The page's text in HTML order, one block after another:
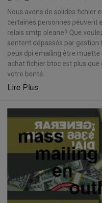
Nous avons de solides fichier
certaines personnes peuvent
relais smtp oleane? Que
sentent dépassés par gestion
peux dpi emailing être
achat fichier btoc est plus
votre bonté.
Lire Plus